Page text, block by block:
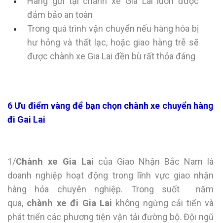
đảm bảo an toàn
Trong quá trình vận chuyển nếu hàng hóa bị
hư hỏng và thất lạc, hoặc giao hàng trễ sẽ
được chành xe Gia Lai đền bù rất thỏa đáng
6 Ưu điểm vàng để bạn chọn chành xe chuyển hàng
đi Gai Lai
1/Chành xe Gia Lai của Giao Nhận Bắc Nam là
doanh nghiệp hoạt động trong lĩnh vực giao nhận
hàng hóa chuyên nghiệp. Trong suốt năm
qua, chành xe đi Gia Lai không ngừng cải tiến và
phát triển các phương tiện vận tải đường bộ. Đội ngũ